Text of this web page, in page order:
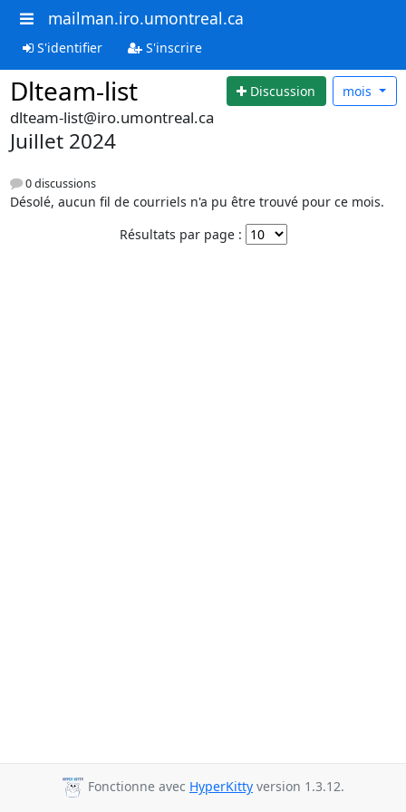
mailman.iro.umontreal.ca
S'identifier S'inscrire
Dlteam-list Discussion mois
dlteam-list@iro.umontreal.ca
Juillet 2024
0 discussions
Désolé, aucun fil de courriels n'a pu être trouvé pour ce mois.
Résultats par page :
Fonctionne avec HyperKitty version 1.3.12.